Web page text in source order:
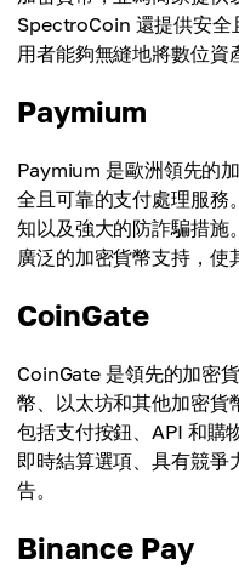
SpectroCoin 還提供安全
用者能夠無縫地將數位資
Paymium
Paymium 是歐洲領先的
全且可靠的支付處理服務
知以及強大的防詐騙措施
廣泛的加密貨幣支持，使
CoinGate
CoinGate 是領先的加密
幣、以太坊和其他加密貨
包括支付按鈕、API 和購
即時結算選項、具有競爭
告。
Binance Pay